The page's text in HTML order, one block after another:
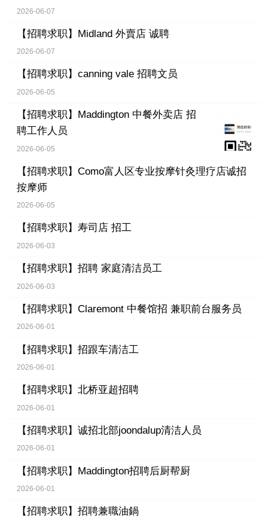
2026-06-07
【招聘求职】 Midland 外賣店 诚聘
2026-06-07
【招聘求职】 canning vale 招聘文员
2026-06-05
【招聘求职】 Maddington 中餐外卖店 招
聘工作人员
2026-06-05
【招聘求职】 Como富人区专业按摩针灸理疗店诚招
按摩师
2026-06-05
【招聘求职】 寿司店 招工
2026-06-03
【招聘求职】 招聘 家庭清洁员工
2026-06-03
【招聘求职】 Claremont 中餐馆招 兼职前台服务员
2026-06-01
【招聘求职】 招跟车清洁工
2026-06-01
【招聘求职】 北桥亚超招聘
2026-06-01
【招聘求职】 诚招北部joondalup清洁人员
2026-06-01
【招聘求职】 Maddington招聘后厨帮厨
2026-06-01
【招聘求职】 招聘兼職油鍋